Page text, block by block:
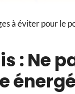
à éviter pour le
: Ne